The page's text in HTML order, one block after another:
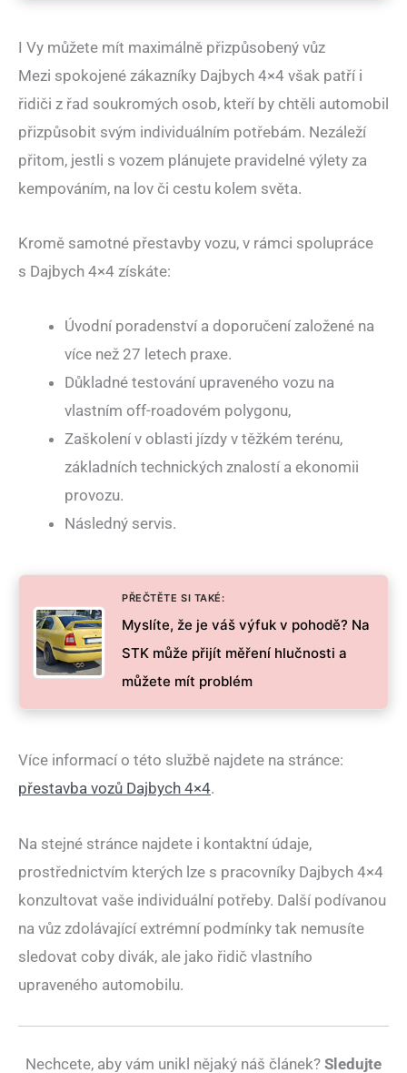
I Vy můžete mít maximálně přizpůsobený vůz
Mezi spokojené zákazníky Dajbych 4×4 však patří i
řidiči z řad soukromých osob, kteří by chtěli automobil
přizpůsobit svým individuálním potřebám. Nezáleží
přitom, jestli s vozem plánujete pravidelné výlety za
kempováním, na lov či cestu kolem světa.
Kromě samotné přestavby vozu, v rámci spolupráce
s Dajbych 4×4 získáte:
Úvodní poradenství a doporučení založené na
více než 27 letech praxe.
Důkladné testování upraveného vozu na
vlastním off-roadovém polygonu,
Zaškolení v oblasti jízdy v těžkém terénu,
základních technických znalostí a ekonomii
provozu.
Následný servis.
PŘEČTĚTE SI TAKÉ:
Myslíte, že je váš výfuk v pohodě? Na
STK může přijít měření hlučnosti a
můžete mít problém
Více informací o této službě najdete na stránce:
přestavba vozů Dajbych 4×4.
Na stejné stránce najdete i kontaktní údaje,
prostřednictvím kterých lze s pracovníky Dajbych 4×4
konzultovat vaše individuální potřeby. Další podívanou
na vůz zdolávající extrémní podmínky tak nemusíte
sledovat coby divák, ale jako řidič vlastního
upraveného automobilu.
Nechcete, aby vám unikl nějaký náš článek? Sledujte